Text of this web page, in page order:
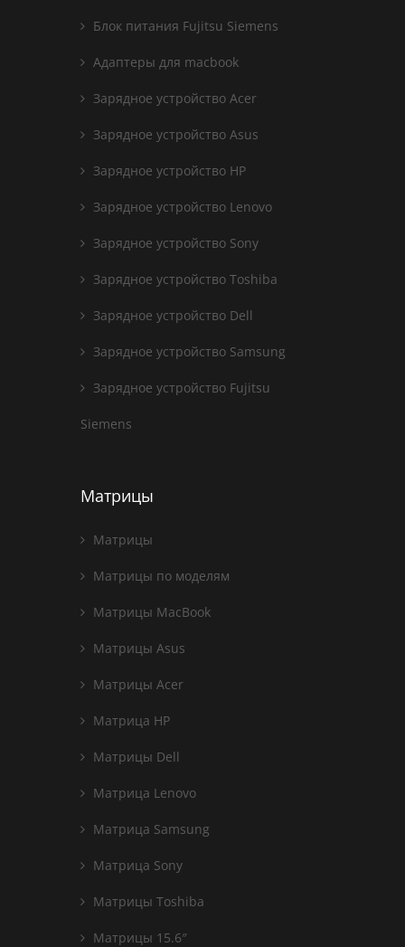
Блок питания Fujitsu Siemens
Адаптеры для macbook
Зарядное устройство Acer
Зарядное устройство Asus
Зарядное устройство HP
Зарядное устройство Lenovo
Зарядное устройство Sony
Зарядное устройство Toshiba
Зарядное устройство Dell
Зарядное устройство Samsung
Зарядное устройство Fujitsu
Siemens
Матрицы
Матрицы
Матрицы по моделям
Матрицы MacBook
Матрицы Asus
Матрицы Acer
Матрица HP
Матрицы Dell
Матрица Lenovo
Матрица Samsung
Матрица Sony
Матрицы Toshiba
Матрицы 15.6″